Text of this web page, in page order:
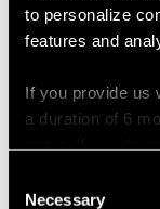
to personalize
features and
If you provide us
a duration of 6
personalized
Selection
Necessary
Vous avez